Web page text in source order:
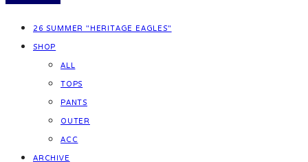
26 SUMMER "HERITAGE EAGLES"
SHOP
ALL
TOPS
PANTS
OUTER
ACC